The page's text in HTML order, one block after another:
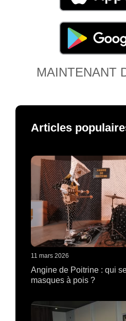
MAINTENANT
Articles
11 mars 2026
Angine de Poitrine : qui
masques à pois ?